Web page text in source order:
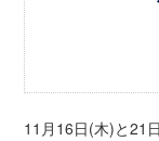
11月16日(木)と21